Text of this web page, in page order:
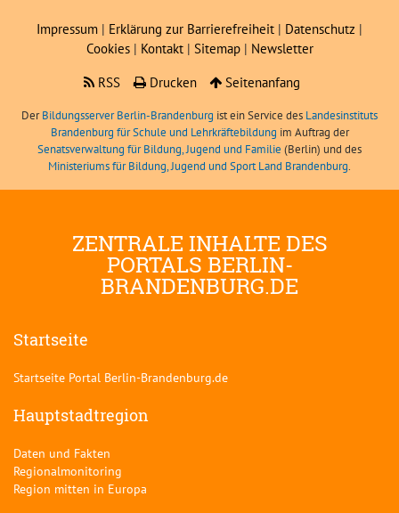
Impressum | Erklärung zur Barrierefreiheit | Datenschutz |
Cookies| Kontakt | Sitemap| Newsletter
RSS
Drucken Seitenanfang
DerBildungsserver Berlin-Brandenburg ist ein Service des Landesinstituts
Brandenburg für Schule und Lehrkräftebildung im Auftrag der
Senatsverwaltung für Bildung, Jugend und Familie (Berlin) und des
Ministeriums für Bildung, Jugend und Sport Land Brandenburg.
ZENTRALE INHALTE DES
PORTALS BERLIN-
BRANDENBURG.DE
Startseite
Startseite Portal Berlin-Brandenburg.de
Hauptstadtregion
Daten und Fakten
Regionalmonitoring
Region mitten in Europa